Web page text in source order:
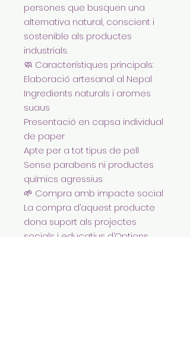
persones que busquen una
alternativa natural, conscient i
sostenible als productes
industrials.
🧼 Característiques principals:
Elaboració artesanal al Nepal
Ingredients naturals i aromes
suaus
Presentació en capsa individual
de paper
Apte per a tot tipus de pell
Sense parabens ni productes
químics agressius
🌱 Compra amb impacte social
La compra d’aquest producte
dona suport als projectes
socials i educatius d’Options